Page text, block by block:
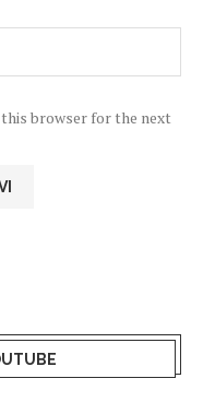
this browser for the next